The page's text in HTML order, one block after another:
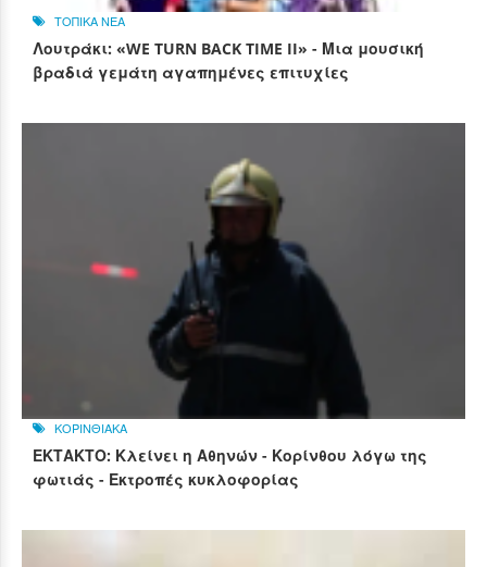
ΤΟΠΙΚΑ ΝΕΑ
Λουτράκι: «WE TURN BACK TIME II» - Μια μουσική
βραδιά γεμάτη αγαπημένες επιτυχίες
ΚΟΡΙΝΘΙΑΚΑ
ΕΚΤΑΚΤΟ: Κλείνει η Αθηνών - Κορίνθου λόγω της
φωτιάς - Εκτροπές κυκλοφορίας